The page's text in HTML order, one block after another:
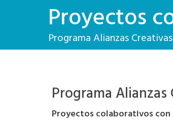
Proyectos
Programa Alianzas Creativas
Programa Alianzas
Proyectos colaborativos